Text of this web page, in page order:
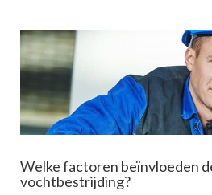
Welke factoren beïnvloeden
vochtbestrijding?